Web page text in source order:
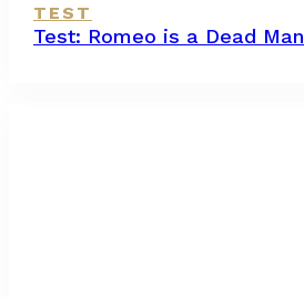
TEST
Test: Romeo is a Dead Man